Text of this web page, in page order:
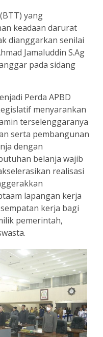
yang
keadaan darurat
dianggarkan senilai
Jamaluddin S.Ag
pada sidang
Perda APBD
menyarankan
terselenggaranya
serta pembangunan
dengan
belanja wajib
realisasi
lapangan kerja
kerja bagi
pemerintah,